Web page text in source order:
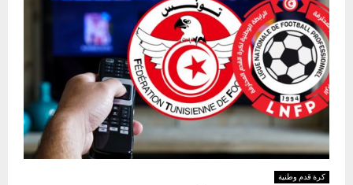
كرة قدم وطنية